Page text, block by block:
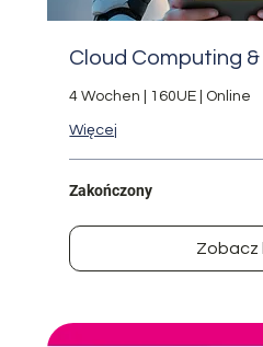
Cloud Computing
4 Wochen | 160UE | Online
Więcej
Zakończony
Zobacz